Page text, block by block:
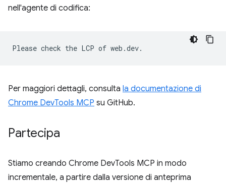
nell'agente di codifica:
Per maggiori dettagli, consulta la documentazione di
Chrome DevTools MCP su GitHub.
Partecipa
Stiamo creando Chrome DevTools MCP in modo
incrementale, a partire dalla versione di anteprima